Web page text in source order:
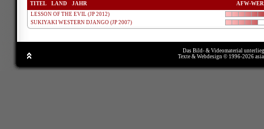
TITEL
LAND JAHR
AFW-
LESSON OF THE EVIL (JP 2012)
SUKIYAKI WESTERN DJANGO (JP 2007)
Das Bild- & Videomaterial
Texte & Webdesign © 1996-2026